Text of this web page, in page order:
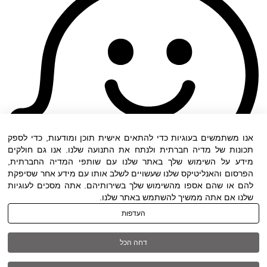
תנאי שימוש|הצהרת נגישות| כל הזכויות שמורות
ל DWO ©
אנו משתמשים בעוגיות כדי להתאים אישית תוכן ומודעות, כדי לספק
תכונות של מדיה חברתית ולנתח את התנועה שלנו. אנו גם חולקים
מידע על השימוש שלך באתר שלנו עם שותפי המדיה החברתית,
הפרסום והאנליטיקס שלנו שעשויים לשלב אותו עם מידע אחר שסיפקת
להם או שהם אספו מהשימוש שלך בשירותיהם. אתה מסכים לעוגיות
שלנו אם אתה ממשיך להשתמש באתר שלנו.
העדפות
דחה הכל